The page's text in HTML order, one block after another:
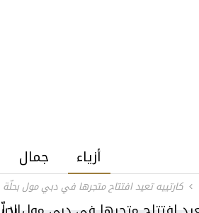
أزياء جمال
كارتييه تعيد افتتاح متجرها في دبي مول